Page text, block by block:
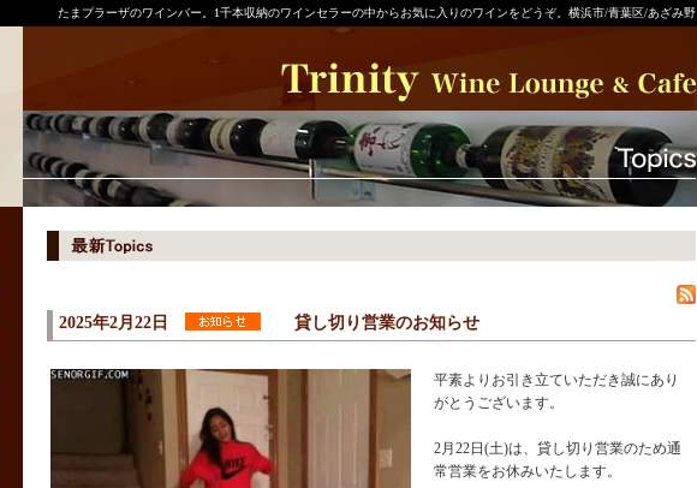
たまプラーザのワインバー。1千本収納のワインセラーの中からお気に入りのワインをどうぞ。横浜市/青葉区/あざみ野
2025年2月22日 貸し切り営業のお知らせ
平素よりお引き立ていただき誠にあり
がとうございます。
2月22日(土)は、貸し切り営業のため通
常営業をお休みいたします。